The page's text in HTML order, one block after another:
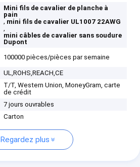
Mini fils de cavalier de planche à
pain
, mini fils de cavalier UL1007 22AWG
,
mini câbles de cavalier sans soudure
Dupont
100000 pièces/pièces par semaine
UL,ROHS,REACH,CE
T/T, Western Union, MoneyGram, carte
de crédit
7 jours ouvrables
Carton
Regardez plus